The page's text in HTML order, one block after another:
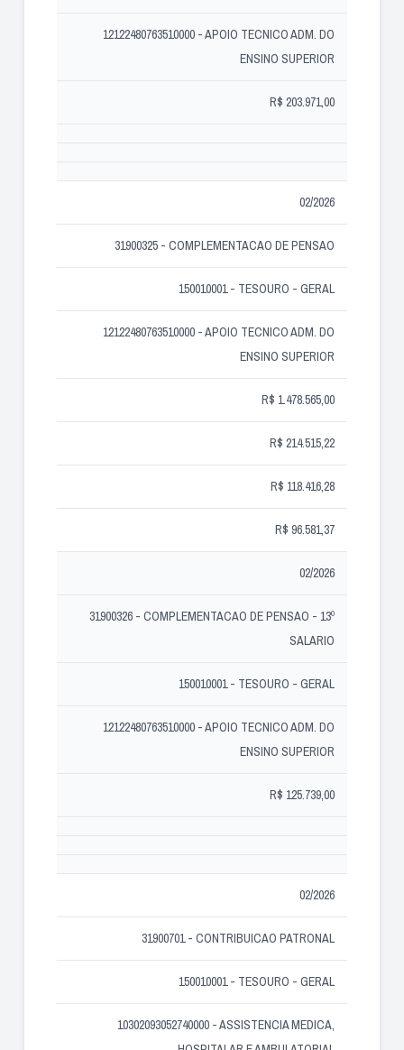
12122480763510000 - APOIO TECNICO ADM. DO
ENSINO SUPERIOR
R$ 203.971,00
02/2026
31900325 - COMPLEMENTACAO DE PENSAO
150010001 - TESOURO - GERAL
12122480763510000 - APOIO TECNICO ADM. DO
ENSINO SUPERIOR
R$ 1.478.565,00
R$ 214.515,22
R$ 118.416,28
R$ 96.581,37
02/2026
31900326 - COMPLEMENTACAO DE PENSAO - 13º
SALARIO
150010001 - TESOURO - GERAL
12122480763510000 - APOIO TECNICO ADM. DO
ENSINO SUPERIOR
R$ 125.739,00
02/2026
31900701 - CONTRIBUICAO PATRONAL
150010001 - TESOURO - GERAL
10302093052740000 - ASSISTENCIA MEDICA,